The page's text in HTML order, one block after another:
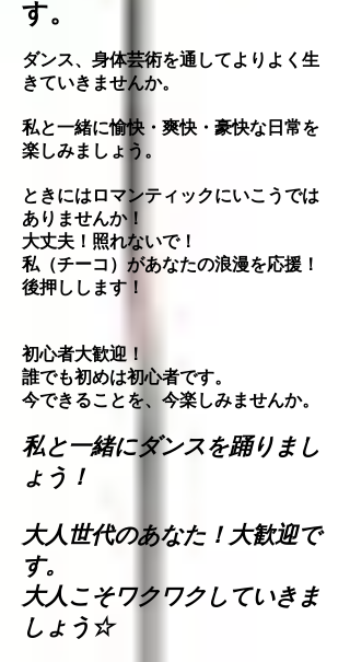
す。
ダンス、身体芸術を通してよりよく生
きていきませんか。
私と一緒に愉快・爽快・豪快な日常を
楽しみましょう。
ときにはロマンティックにいこうでは
ありませんか！
大丈夫！照れないで！
私（チーコ）があなたの浪漫を応援！
後押しします！
初心者大歓迎！
誰でも初めは初心者です。
今できることを、今楽しみませんか。
私と一緒にダンスを踊りまし
ょう！
大人世代のあなた！大歓迎で
す。
大人こそワクワクしていきま
しょう☆